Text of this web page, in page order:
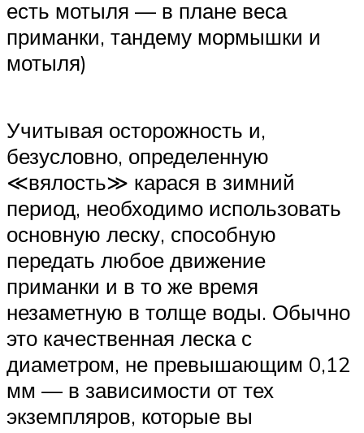
есть мотыля — в плане веса
приманки, тандему мормышки и
мотыля)
Учитывая осторожность и,
безусловно, определенную
≪вялость≫ карася в зимний
период, необходимо использовать
основную леску, способную
передать любое движение
приманки и в то же время
незаметную в толще воды. Обычно
это качественная леска с
диаметром, не превышающим 0,12
мм — в зависимости от тех
экземпляров, которые вы